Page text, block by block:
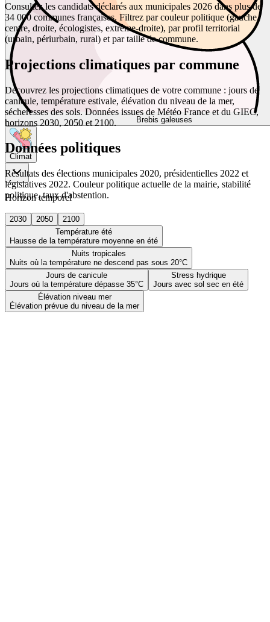
Brebis galeuses
Climat
Horizon temporel
2030 2050
2100
Température été
Hausse de la température moyenne en été
Nuits tropicales
Nuits où la température ne descend pas sous 20°C
Jours de canicule
Jours où la température dépasse 35°C
Stress hydrique
Jours avec sol sec en été
Élévation niveau mer
Élévation prévue du niveau de la mer
Consultez les candidats déclarés aux municipales 2026 dans plus de
34 000 communes françaises. Filtrez par couleur politique (gauche,
centre, droite, écologistes, extrême-droite), par profil territorial
(urbain, périurbain, rural) et par taille de commune.
Projections climatiques par commune
Découvrez les projections climatiques de votre commune : jours de
canicule, température estivale, élévation du niveau de la mer,
sécheresses des sols. Données issues de Météo France et du GIEC,
horizons 2030, 2050 et 2100.
Données politiques
Résultats des élections municipales 2020, présidentielles 2022 et
législatives 2022. Couleur politique actuelle de la mairie, stabilité
politique, taux d'abstention.